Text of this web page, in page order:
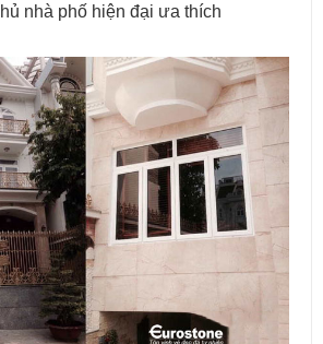
nhà phố hiện đại ưa thích
nhiên cao cấp và sang trọng cho gia đình